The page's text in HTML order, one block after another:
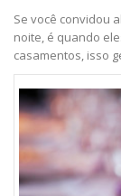
Se você convidou
noite, é quando
casamentos, isso